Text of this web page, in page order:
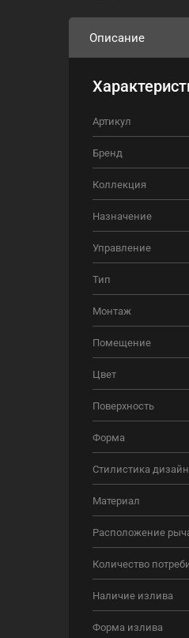
Описание
Артикул
Бренд
Коллекция
Назначение
Управление
Тип
Монтаж
Помещение
Цвет
Поверхность
Форма
Стилистика
Материал
Расположение
Количество
Наличие излива
Форма излива